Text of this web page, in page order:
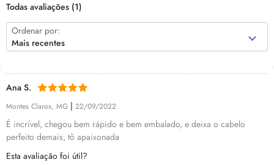
Todas avaliações (1)
Ordenar por:
Mais recentes
Ana S.
Montes Claros, MG | 22/09/2022
É incrível, chegou bem rápido e bem embalado, e deixa o cabelo
perfeito demais, tô apaixonada
Esta avaliação foi útil?